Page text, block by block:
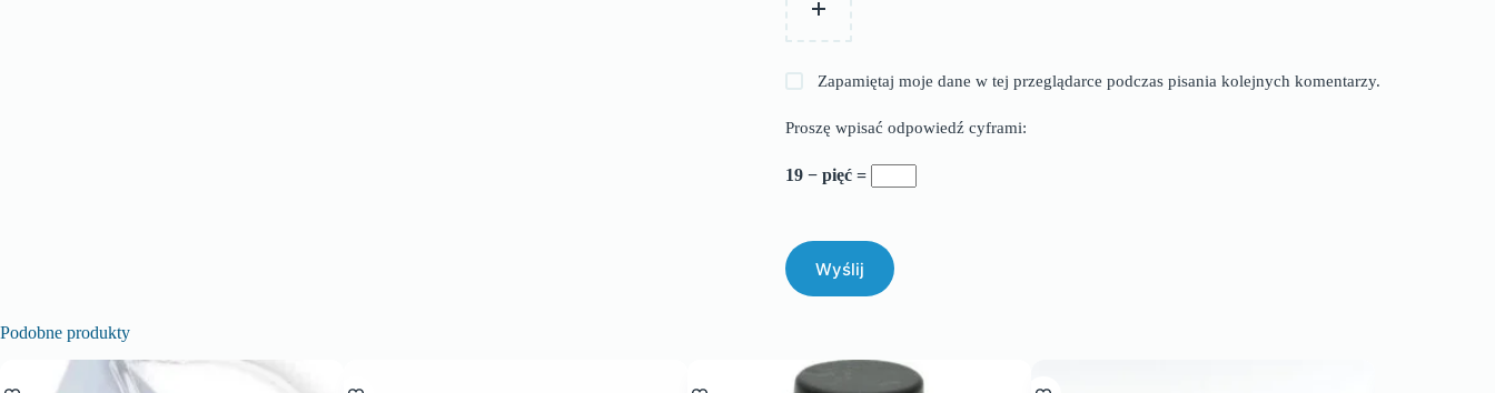
Zapamiętaj moje dane w tej przeglądarce podczas pisania kolejnych komentarzy.
Proszę wpisać odpowiedź cyframi:
19 − pięć =
Wyślij
Podobne produkty